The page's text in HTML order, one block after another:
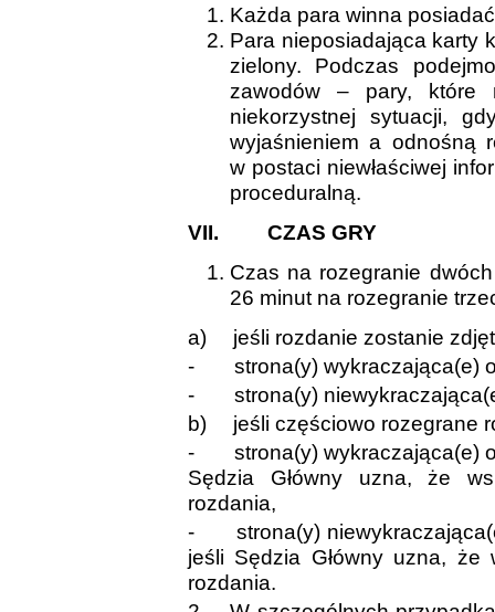
Każda para winna
Para nieposiadająca karty
zielony. Podczas
zawodów – pary, które
niekorzystnej sytuacji,
wyjaśnieniem a odnośną
w postaci niewłaściwej
proceduralną.
VII.
CZAS GRY
Czas na rozegranie
26 minut na rozegranie
a)
jeśli rozdanie zostanie
-
strona(y) wykraczająca(e)
-
strona(y)
b)
jeśli częściowo rozegrane
-
strona(y) wykraczająca(e)
Sędzia Główny uzna, że
rozdania,
-
strona(y)
jeśli Sędzia Główny uzna,
rozdania.